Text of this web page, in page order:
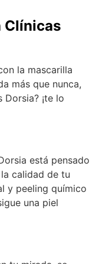
Clínicas
la mascarilla
más que nunca,
¡te lo
está pensado
calidad de tu
y peeling químico
una piel